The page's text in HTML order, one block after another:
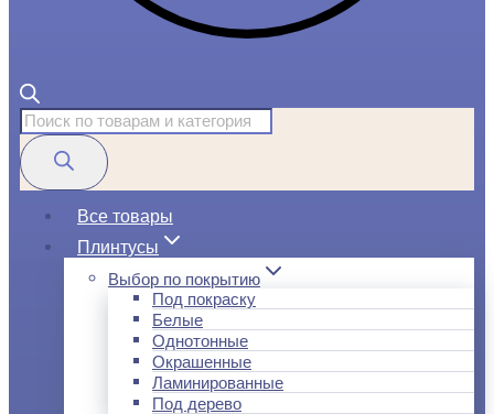
Поиск
товаров
Все товары
Плинтусы
Выбор по покрытию
Под покраску
Белые
Однотонные
Окрашенные
Ламинированные
Под дерево